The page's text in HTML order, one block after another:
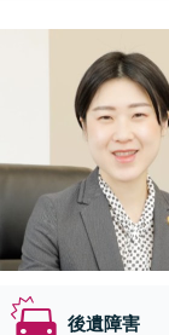
後遺障害